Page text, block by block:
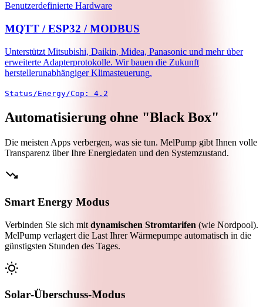
Benutzerdefinierte Hardware
MQTT / ESP32 / MODBUS
Unterstützt Mitsubishi, Daikin, Midea, Panasonic und mehr über
erweiterte Adapterprotokolle. Wir bauen die Zukunft
herstellerunabhängiger Klimasteuerung.
Status/Energy/Cop: 4.2
Automatisierung ohne "Black Box"
Die meisten Apps verbergen, was sie tun. MelPump gibt Ihnen volle
Transparenz über Ihre Energiedaten und den Systemzustand.
trending_down
Smart Energy Modus
Verbinden Sie sich mit dynamischen Stromtarifen (wie Nordpool).
MelPump verlagert die Last Ihrer Wärmepumpe automatisch in die
günstigsten Stunden des Tages.
wb_sunny
Solar‑Überschuss‑Modus